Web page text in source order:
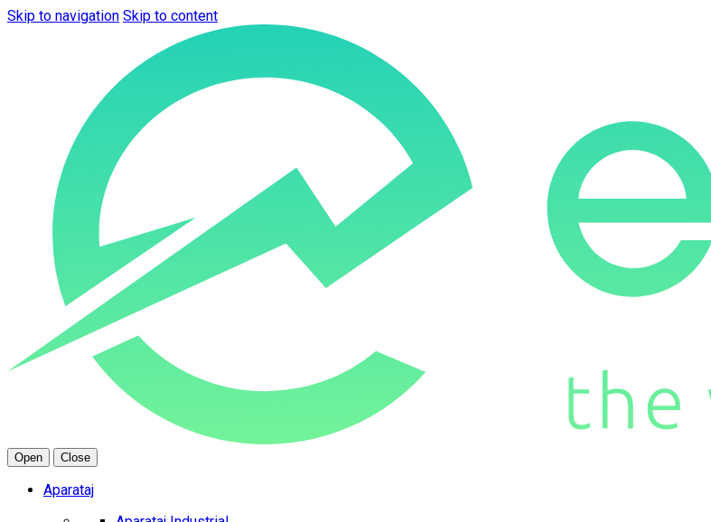
Skip to navigation Skip to content
Open Close
Aparataj